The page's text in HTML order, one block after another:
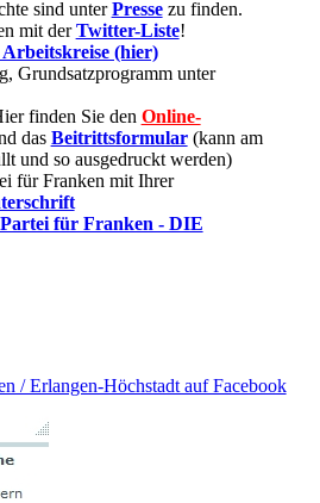
sind unterPressezu finden.
mit derTwitter-Liste!
(hier)
Grundsatzprogramm unter
finden Sie den Online-
das Beitrittsformular(kann am
und so ausgedruckt werden)
für Franken mit Ihrer
für Franken - DIE
/ Erlangen-Höchstadt auf Facebook